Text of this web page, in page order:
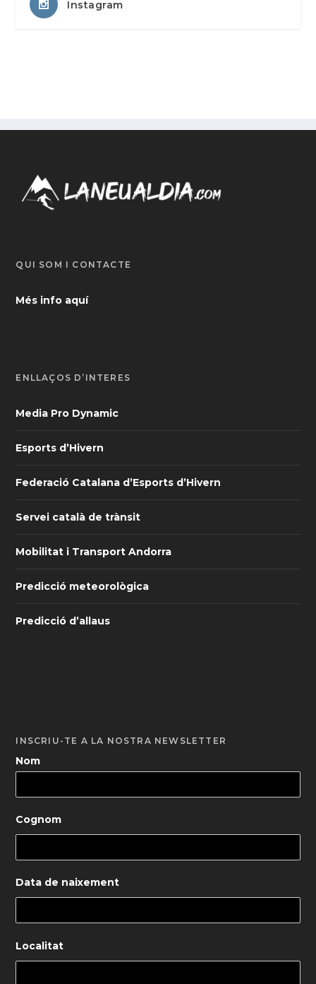
Instagram
QUI SOM I CONTACTE
Més info aquí
ENLLAÇOS D’INTERÈS
Media Pro Dynamic
Esports d’Hivern
Federació Catalana d’Esports d’Hivern
Servei català de trànsit
Mobilitat i Transport Andorra
Predicció meteorològica
Predicció d’allaus
INSCRIU-TE A LA NOSTRA NEWSLETTER
Nom
Cognom
Data de naixement
Localitat